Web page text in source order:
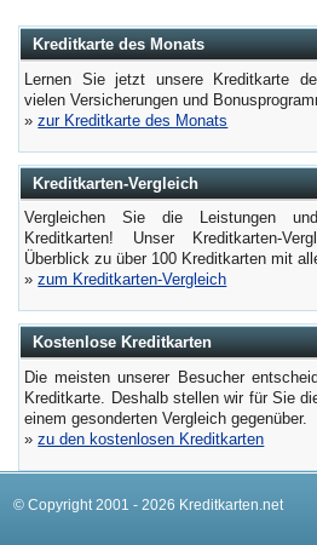
Kreditkarte des Monats
Lernen Sie jetzt unsere Kreditkarte
vielen Versicherungen und
»zur Kreditkarte des Monats
Kreditkarten-Vergleich
Vergleichen Sie die Leistungen
Kreditkarten! Unser Kreditkarten-
Überblick zu über 100 Kreditkarten mit
»zum Kreditkarten-Vergleich
Kostenlose Kreditkarten
Die meisten unserer Besucher
Kreditkarte. Deshalb stellen wir für Sie
einem gesonderten Vergleich gegenüber.
»zu den kostenlosen Kreditkarten
© Copyright 2001 - 2026 Kreditkarten.net